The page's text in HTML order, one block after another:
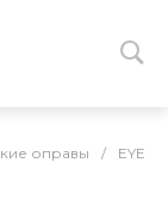
оправы /